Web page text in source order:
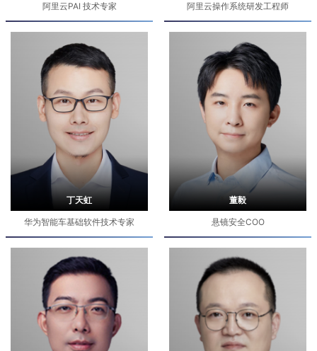
阿里云PAI 技术专家 阿里云操作系统研发工程师
丁天虹
华为智能车基础软件技术专家
董毅
悬镜安全COO